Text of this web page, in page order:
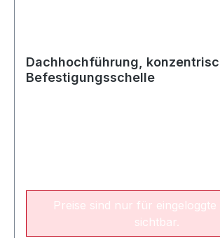
Dachhochführung,
Befestigungsschelle
Preise sind nur für eingeloggte
sichtbar.